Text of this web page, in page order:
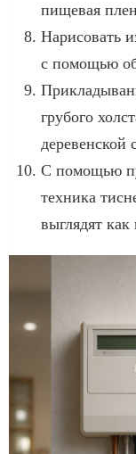
пищевая
Нарисовать
с помощью
грубого
деревенской
С помощью
техника
выглядят